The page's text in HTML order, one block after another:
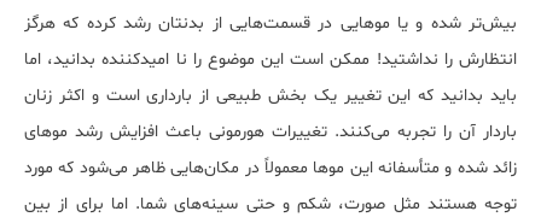
بیش‌تر شده و یا موهایی در قسمت‌هایی از بدن‎تان رشد کرده که هرگز
انتظارش را نداشتید! ممکن است این موضوع را نا امیدکننده بدانید، اما
باید بدانید که این تغییر یک بخش طبیعی از بارداری است و اکثر زنان
باردار آن را تجربه می‌کنند. تغییرات هورمونی باعث افزایش رشد موهای
زائد شده و متأسفانه این موها معمولاً در مکان‌هایی ظاهر می‌شود که مورد
توجه هستند مثل صورت، شکم و حتی سینه‌های شما. اما برای از بین